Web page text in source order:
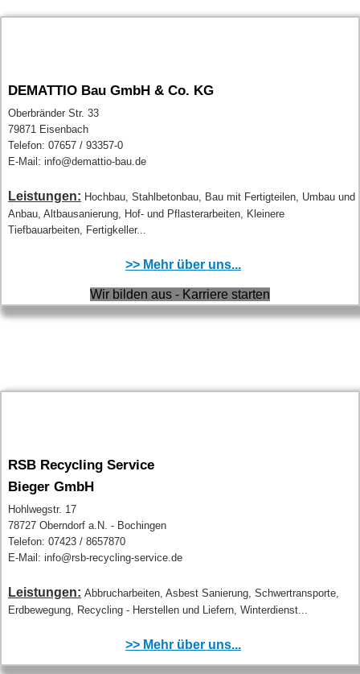
DEMATTIO Bau GmbH & Co. KG
Oberbränder Str. 33
79871 Eisenbach
Telefon: 07657 / 93357-0
E-Mail: info@demattio-bau.de
Leistungen: Hochbau, Stahlbetonbau, Bau mit Fertigteilen, Umbau und
Anbau, Altbausanierung, Hof- und Pflasterarbeiten, Kleinere
Tiefbauarbeiten, Fertigkeller...
>> Mehr über uns...
Wir bilden aus - Karriere starten
RSB Recycling Service
Bieger GmbH
Hohlwegstr. 17
78727 Oberndorf a.N. - Bochingen
Telefon: 07423 / 8657870
E-Mail: info@rsb-recycling-service.de
Leistungen: Abbrucharbeiten, Asbest Sanierung, Schwertransporte,
Erdbewegung, Recycling - Herstellen und Liefern, Winterdienst...
>> Mehr über uns...